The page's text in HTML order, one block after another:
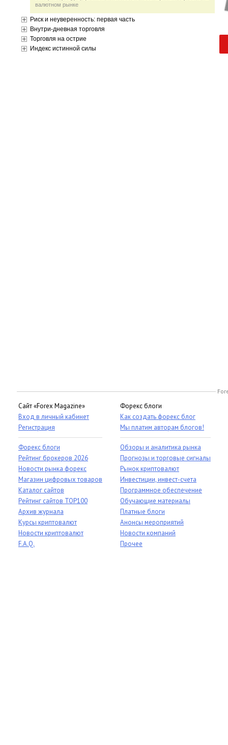
валютном рынке
Риск и неуверенность: первая часть
Внутри-дневная торговля
Торговля на острие
Индекс истинной силы
Сайт «Forex Magazine»
Вход в личный кабинет
Регистрация
Форекс блоги
Рейтинг брокеров 2026
Новости рынка форекс
Магазин цифровых товаров
Каталог сайтов
Рейтинг сайтов TOP100
Архив журнала
Курсы криптовалют
Новости криптовалют
F.A.Q.
Форекс блоги
Как создать форекс блог
Мы платим авторам блогов!
Обзоры и аналитика рынка
Прогнозы и торговые сигналы
Рынок криптовалют
Инвестиции, инвест-счета
Программное обеспечение
Обучающие материалы
Платные блоги
Анонсы мероприятий
Новости компаний
Прочее